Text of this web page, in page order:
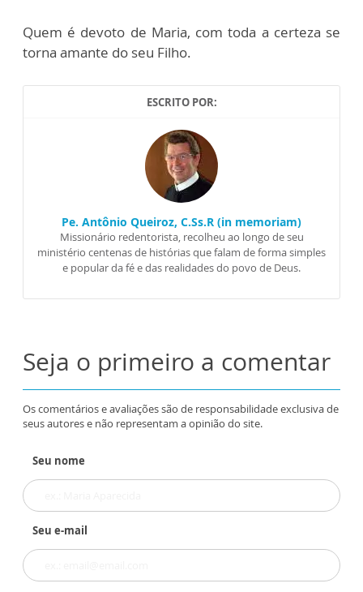
Quem é devoto de Maria, com toda a certeza se
torna amante do seu Filho.
ESCRITO POR:
Pe. Antônio Queiroz, C.Ss.R (in memoriam)
Missionário redentorista, recolheu ao longo de seu
ministério centenas de histórias que falam de forma simples
e popular da fé e das realidades do povo de Deus.
Seja o primeiro a comentar
Os comentários e avaliações são de responsabilidade exclusiva de
seus autores e não representam a opinião do site.
Seu nome
Seu e-mail